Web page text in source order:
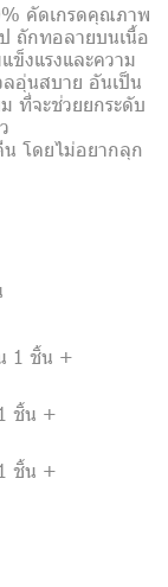
คัดเกรดคุณภาพ
ถักทอลายบนเนื้อ
ข็งแรงและความ
อุ่นสบาย อันเป็น
ที่จะช่วยยกระดับ
โดยไม่อยากลุก
1 ชิ้น +
ชิ้น +
ชิ้น +